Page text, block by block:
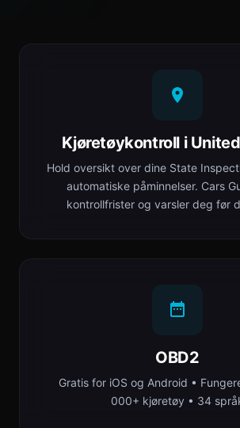
Kjøretøykontroll i
Hold oversikt over dine State
automatiske påminnelser. Cars
kontrollfrister og varsler deg før
OBD2
Gratis for iOS og Android •
000+ kjøretøy • 34